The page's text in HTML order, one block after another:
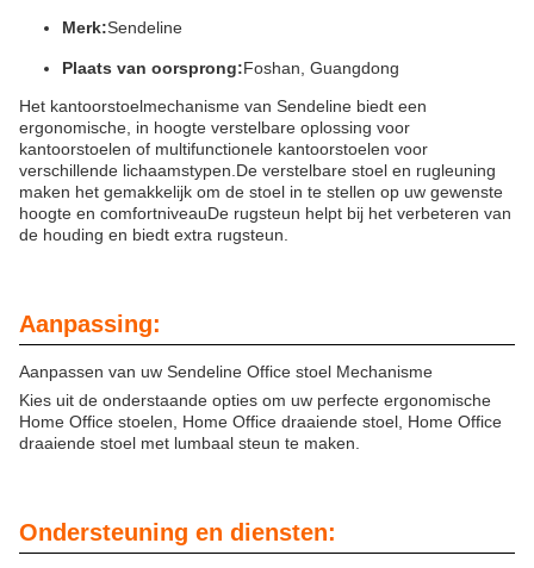
Merk:Sendeline
Plaats van oorsprong:Foshan, Guangdong
Het kantoorstoelmechanisme van Sendeline biedt een
ergonomische, in hoogte verstelbare oplossing voor
kantoorstoelen of multifunctionele kantoorstoelen voor
verschillende lichaamstypen.De verstelbare stoel en rugleuning
maken het gemakkelijk om de stoel in te stellen op uw gewenste
hoogte en comfortniveauDe rugsteun helpt bij het verbeteren van
de houding en biedt extra rugsteun.
Aanpassing:
Aanpassen van uw Sendeline Office stoel Mechanisme
Kies uit de onderstaande opties om uw perfecte ergonomische
Home Office stoelen, Home Office draaiende stoel, Home Office
draaiende stoel met lumbaal steun te maken.
Ondersteuning en diensten: